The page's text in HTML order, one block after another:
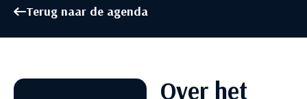
Terug naar de agenda
Over het